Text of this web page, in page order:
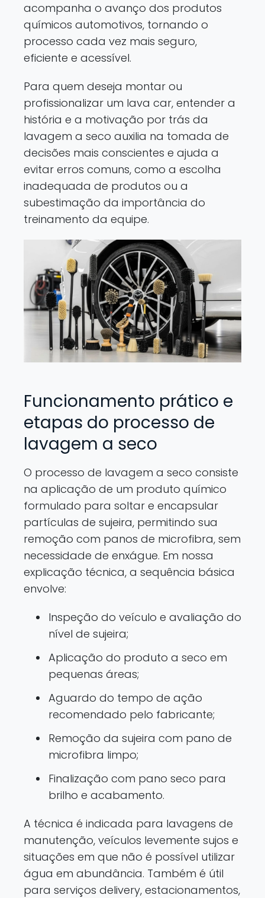
acompanha o avanço dos produtos
químicos automotivos, tornando o
processo cada vez mais seguro,
eficiente e acessível.
Para quem deseja montar ou
profissionalizar um lava car, entender a
história e a motivação por trás da
lavagem a seco auxilia na tomada de
decisões mais conscientes e ajuda a
evitar erros comuns, como a escolha
inadequada de produtos ou a
subestimação da importância do
treinamento da equipe.
Funcionamento prático e
etapas do processo de
lavagem a seco
O processo de lavagem a seco consiste
na aplicação de um produto químico
formulado para soltar e encapsular
partículas de sujeira, permitindo sua
remoção com panos de microfibra, sem
necessidade de enxágue. Em nossa
explicação técnica, a sequência básica
envolve:
Inspeção do veículo e avaliação do
nível de sujeira;
Aplicação do produto a seco em
pequenas áreas;
Aguardo do tempo de ação
recomendado pelo fabricante;
Remoção da sujeira com pano de
microfibra limpo;
Finalização com pano seco para
brilho e acabamento.
A técnica é indicada para lavagens de
manutenção, veículos levemente sujos e
situações em que não é possível utilizar
água em abundância. Também é útil
para serviços delivery, estacionamentos,